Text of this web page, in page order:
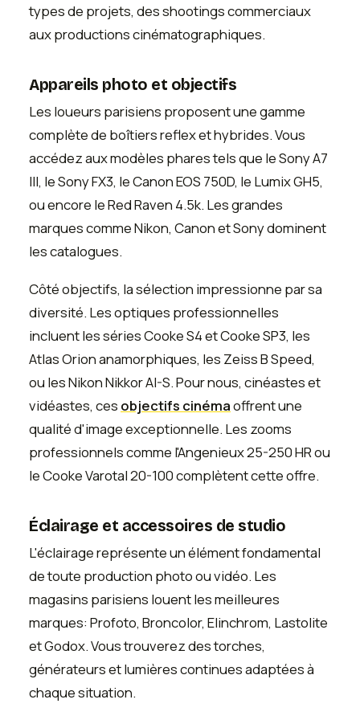
types de projets, des shootings commerciaux
aux productions cinématographiques.
Appareils photo et objectifs
Les loueurs parisiens proposent une gamme
complète de boîtiers reflex et hybrides. Vous
accédez aux modèles phares tels que le Sony A7
III, le Sony FX3, le Canon EOS 750D, le Lumix GH5,
ou encore le Red Raven 4.5k. Les grandes
marques comme Nikon, Canon et Sony dominent
les catalogues.
Côté objectifs, la sélection impressionne par sa
diversité. Les optiques professionnelles
incluent les séries Cooke S4 et Cooke SP3, les
Atlas Orion anamorphiques, les Zeiss B Speed,
ou les Nikon Nikkor AI-S. Pour nous, cinéastes et
vidéastes, ces objectifs cinémaoffrent une
qualité d'image exceptionnelle. Les zooms
professionnels comme l'Angenieux 25-250 HR ou
le Cooke Varotal 20-100 complètent cette offre.
Éclairage et accessoires de studio
L'éclairage représente un élément fondamental
de toute production photo ou vidéo. Les
magasins parisiens louent les meilleures
marques: Profoto, Broncolor, Elinchrom, Lastolite
et Godox. Vous trouverez des torches,
générateurs et lumières continues adaptées à
chaque situation.